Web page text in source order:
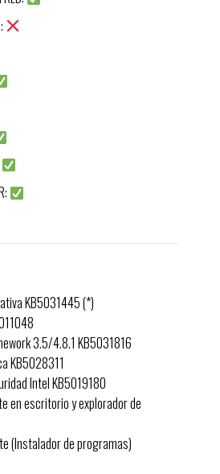
KB5031445 (*)
3.5/4.8.1 KB5031816
KB5028311
Intel KB5019180
en escritorio y explorador de
(Instalador de programas)